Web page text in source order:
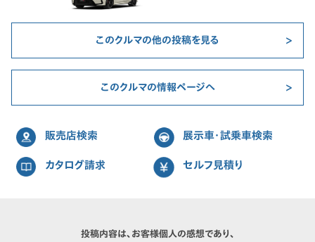
このクルマの他の投稿を見る
このクルマの情報ページへ
販売店検索 展示車・試乗車検索
カタログ請求 セルフ見積り
投稿内容は、お客様個人の感想であり、